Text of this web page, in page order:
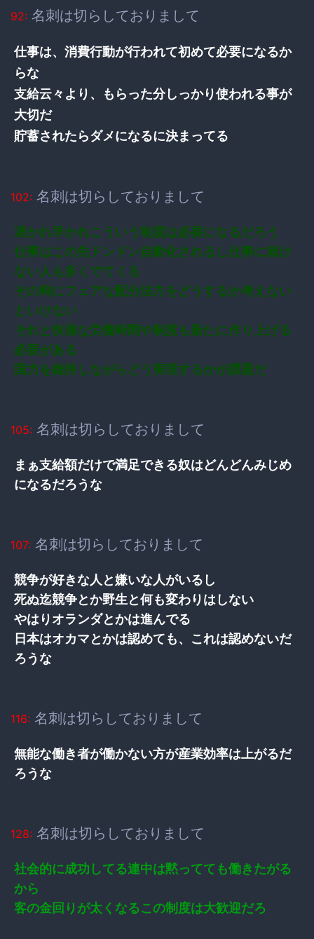
92: 名刺は切らしておりまして
仕事は、消費行動が行われて初めて必要になるか
らな
支給云々より、もらった分しっかり使われる事が
大切だ
貯蓄されたらダメになるに決まってる
102: 名刺は切らしておりまして
遅かれ早かれこういう制度は必要になるだろう
仕事はこの先ドンドン自動化されるし仕事に就け
ない人も多くでてくる
その時にフェアな配分法方をどうするか考えない
といけない
それと快適な労働時間や制度も新たに作り上げる
必要がある
国力を維持しながらどう実現するかが課題だ
105: 名刺は切らしておりまして
まぁ支給額だけで満足できる奴はどんどんみじめ
になるだろうな
107: 名刺は切らしておりまして
競争が好きな人と嫌いな人がいるし
死ぬ迄競争とか野生と何も変わりはしない
やはりオランダとかは進んでる
日本はオカマとかは認めても、これは認めないだ
ろうな
116: 名刺は切らしておりまして
無能な働き者が働かない方が産業効率は上がるだ
ろうな
128: 名刺は切らしておりまして
社会的に成功してる連中は黙ってても働きたがる
から
客の金回りが太くなるこの制度は大歓迎だろ